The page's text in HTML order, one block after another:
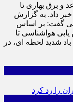
و برق بهاری تا
داد. به گزارش
گفت: بر اساس
هواشناسی تا
شدید لحظه ای، در